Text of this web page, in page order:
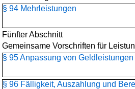
§ 94 Mehrleistungen
Fünfter Abschnitt
Gemeinsame Vorschriften für
§ 95 Anpassung von Geldleistungen
§ 96 Fälligkeit, Auszahlung und